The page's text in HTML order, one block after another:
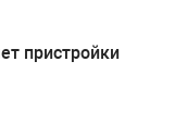
пристройки